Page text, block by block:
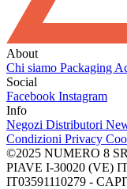
About
Chi siamo Packaging
Social
Facebook Instagram
Info
Negozi Distributori
Condizioni Privacy
©2025 NUMERO 8
PIAVE I-30020 (VE)
IT03591110279 -